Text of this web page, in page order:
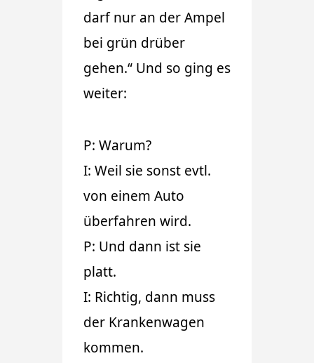
darf nur an der Ampel
bei grün drüber
gehen.“ Und so ging es
weiter:
P: Warum?
I: Weil sie sonst evtl.
von einem Auto
überfahren wird.
P: Und dann ist sie
platt.
I: Richtig, dann muss
der Krankenwagen
kommen.